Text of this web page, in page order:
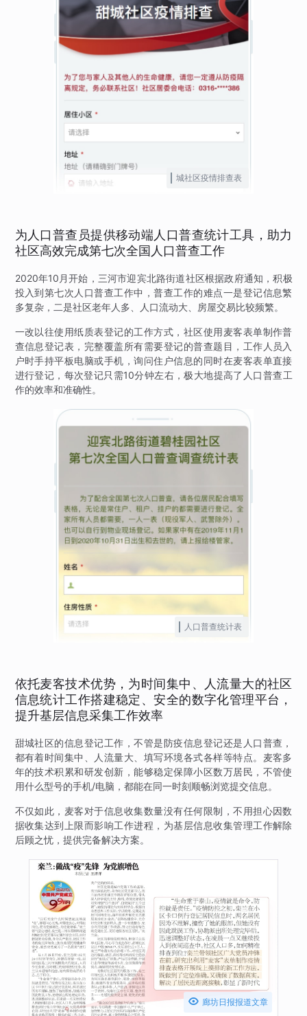
城社区疫情排查表
为人口普查员提供移动端人口普查统计工具，助力
社区高效完成第七次全国人口普查工作
2020年10月开始，三河市迎宾北路街道社区根据政府通知，积极
投入到第七次人口普查工作中，普查工作的难点一是登记信息繁
多复杂，二是社区老年人多、人口流动大、房屋交易比较频繁。
一改以往使用纸质表登记的工作方式，社区使用麦客表单制作普
查信息登记表，完整覆盖所有需要登记的普查题目，工作人员入
户时手持平板电脑或手机，询问住户信息的同时在麦客表单直接
进行登记，每次登记只需10分钟左右，极大地提高了人口普查工
作的效率和准确性。
人口普查统计表
依托麦客技术优势，为时间集中、人流量大的社区
信息统计工作搭建稳定、安全的数字化管理平台，
提升基层信息采集工作效率
甜城社区的信息登记工作，不管是防疫信息登记还是人口普查，
都有着时间集中、人流量大、填写环境各式各样等特点。麦客多
年的技术积累和研发创新，能够稳定保障小区数万居民，不管使
用什么型号的手机/电脑，都能在同一时刻顺畅浏览提交信息。
不仅如此，麦客对于信息收集数量没有任何限制，不用担心因数
据收集达到上限而影响工作进程，为基层信息收集管理工作解除
后顾之忧，提供完备解决方案。
 廊坊日报报道文章